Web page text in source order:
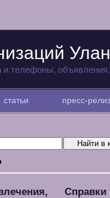
и телефоны,
статьи пресс-
Справки